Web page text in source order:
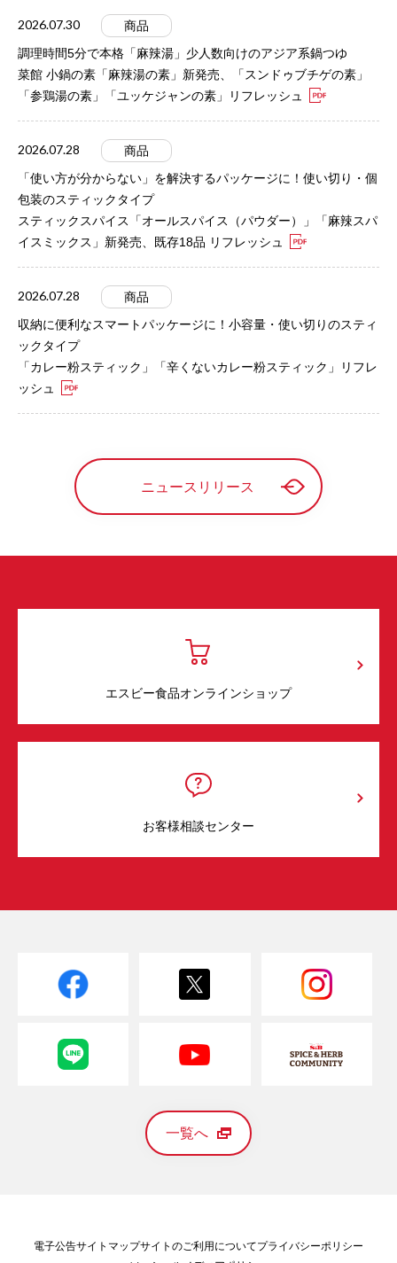
2026.07.30
商品
調理時間5分で本格「麻辣湯」少人数向けのアジア系鍋つゆ
菜館 小鍋の素「麻辣湯の素」新発売、「スンドゥブチゲの素」
「参鶏湯の素」「ユッケジャンの素」リフレッシュ
2026.07.28
商品
「使い方が分からない」を解決するパッケージに！使い切り・個
包装のスティックタイプ
スティックスパイス「オールスパイス（パウダー）」「麻辣スパ
イスミックス」新発売、既存18品 リフレッシュ
2026.07.28
商品
収納に便利なスマートパッケージに！小容量・使い切りのスティ
ックタイプ
「カレー粉スティック」「辛くないカレー粉スティック」リフレ
ッシュ
ニュースリリース
エスビー食品オンラインショップ
お客様相談センター
一覧へ
電子公告サイトマップサイトのご利用についてプライバシーポリシー